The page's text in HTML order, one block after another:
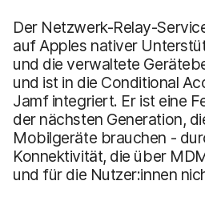
Der Netzwerk-Relay-
auf Apples nativer
und die verwaltete
und ist in die Conditional
Jamf integriert. Er ist eine
der nächsten Generation,
Mobilgeräte brauchen -
Konnektivität, die über
und für die Nutzer:innen